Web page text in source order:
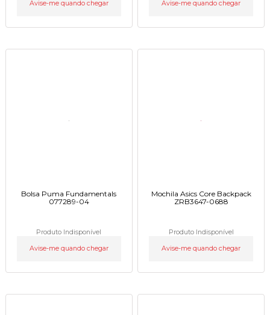
Avise-me quando chegar Avise-me quando chegar
Bolsa Puma Fundamentals
077289-04
Produto Indisponível
Avise-me quando chegar
Mochila Asics Core Backpack
ZRB3647-0688
Produto Indisponível
Avise-me quando chegar